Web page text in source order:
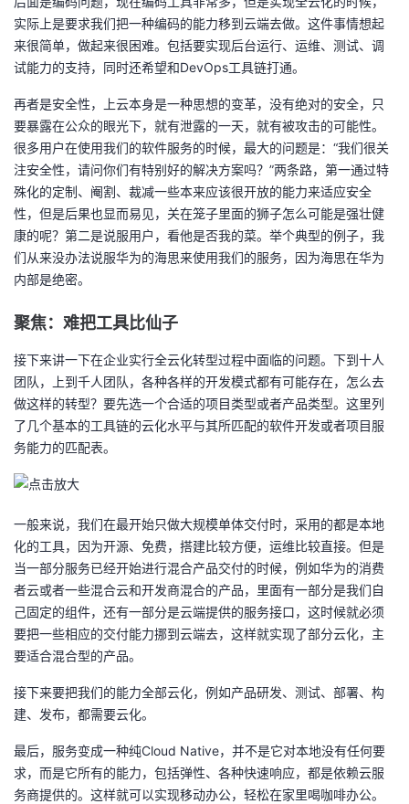
实际上是要求我们把一种编码的能力移到云端去做。这件事情想起
来很简单，做起来很困难。包括要实现后台运行、运维、测试、调
试能力的支持，同时还希望和DevOps工具链打通。
再者是安全性，上云本身是一种思想的变革，没有绝对的安全，只
要暴露在公众的眼光下，就有泄露的一天，就有被攻击的可能性。
很多用户在使用我们的软件服务的时候，最大的问题是：“我们很关
注安全性，请问你们有特别好的解决方案吗？”两条路，第一通过特
殊化的定制、阉割、裁减一些本来应该很开放的能力来适应安全
性，但是后果也显而易见，关在笼子里面的狮子怎么可能是强壮健
康的呢？第二是说服用户，看他是否我的菜。举个典型的例子，我
们从来没办法说服华为的海思来使用我们的服务，因为海思在华为
内部是绝密。
聚焦：难把工具比仙子
接下来讲一下在企业实行全云化转型过程中面临的问题。下到十人
团队，上到千人团队，各种各样的开发模式都有可能存在，怎么去
做这样的转型？要先选一个合适的项目类型或者产品类型。这里列
了几个基本的工具链的云化水平与其所匹配的软件开发或者项目服
务能力的匹配表。
一般来说，我们在最开始只做大规模单体交付时，采用的都是本地
化的工具，因为开源、免费，搭建比较方便，运维比较直接。但是
当一部分服务已经开始进行混合产品交付的时候，例如华为的消费
者云或者一些混合云和开发商混合的产品，里面有一部分是我们自
己固定的组件，还有一部分是云端提供的服务接口，这时候就必须
要把一些相应的交付能力挪到云端去，这样就实现了部分云化，主
要适合混合型的产品。
接下来要把我们的能力全部云化，例如产品研发、测试、部署、构
建、发布，都需要云化。
最后，服务变成一种纯Cloud Native，并不是它对本地没有任何要
求，而是它所有的能力，包括弹性、各种快速响应，都是依赖云服
务商提供的。这样就可以实现移动办公，轻松在家里喝咖啡办公。